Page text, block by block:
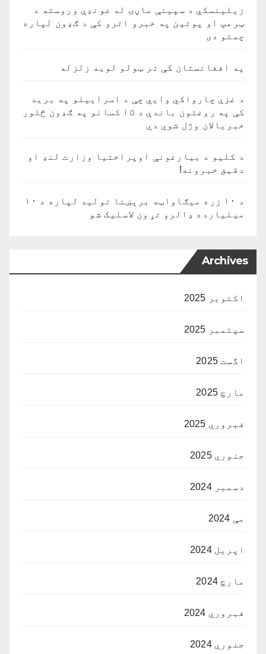
زیلینسکي د سپینې ماڼۍ له غونډې وروسته د
ټرمپ او پوتین په خبرو اترو کې د ګډون لپاره
چمتو دی
په افغانستان کې تر ټولو لویه زلزله
د غزې چارواکي وايي چې د اسراییلو په برید
کې په روغتون باندې د ۱۵ کسانو په ګډون څلور
خبریالان وژل شوي دي
د کلیو د بیارغونې اوپراختیا وزارت لنډ او
دقیق خبرونه!
د ۱۰ زره میګاواټه برېښنا تولید لپاره د ۱۰
میلیارده ډالرو تړون لاسلیک شو
Archives
اکتوبر 2025
سپتمبر 2025
اگست 2025
مارچ 2025
فبروري 2025
جنوري 2025
دسمبر 2024
مې 2024
اپریل 2024
مارچ 2024
فبروري 2024
جنوري 2024